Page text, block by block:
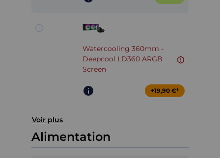
Watercooling 360mm -
Deepcool LD360 ARGB
Screen
+19,90 €*
Voir plus
Alimentation